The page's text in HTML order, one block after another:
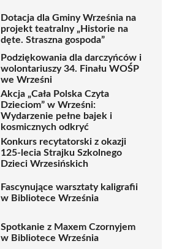
Dotacja dla Gminy Września na
projekt teatralny „Historie na
dęte. Straszna gospoda”
Podziękowania dla darczyńców i
wolontariuszy 34. Finału WOŚP
we Wrześni
Akcja „Cała Polska Czyta
Dzieciom” w Wrześni:
Wydarzenie pełne bajek i
kosmicznych odkryć
Konkurs recytatorski z okazji
125-lecia Strajku Szkolnego
Dzieci Wrzesińskich
Fascynujące warsztaty kaligrafii
w Bibliotece Września
Spotkanie z Maxem Czornyjem
w Bibliotece Września